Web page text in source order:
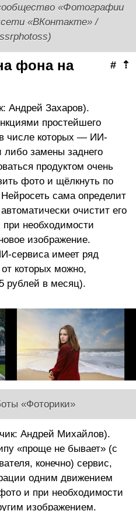
«Фотографии
«ВКонтакте» /
⇡
#
фона на
Андрей Захаров).
простейшего
в числе которых — ИИ-
либо замены заднего
продуктом очень
фото и щёлкнуть по
сама определит
очистит его
необходимости
изображение.
сервиса имеет ряд
которых можно,
рублей в месяц).
«Фоторики»
Андрей Михайлов).
«проще не бывает» (с
конечно) сервис,
одним движением
и при необходимости
изображением.